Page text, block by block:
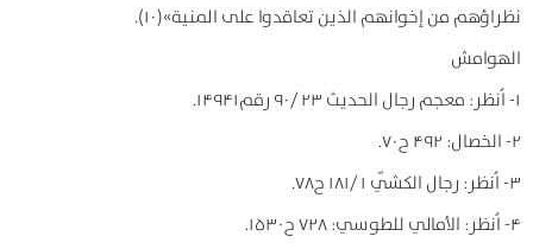
نظراؤهم من إخوانهم الذين تعاقدوا على المنية»(۱۰).
الهوامش
۱- اُنظر: معجم رجال الحديث ۲۳ /۹۰ رقم۱۴۹۴۱.
۲- الخصال: ۴۹۲ ح۷۰.
۳- اُنظر: رجال الكشّي ۱ /۱۸۱ ح۷۸.
۴- اُنظر: الأمالي للطوسي: ۷۲۸ ح۱۵۳۰.